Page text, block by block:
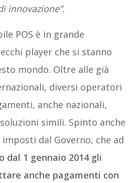
innovazione”.
POS è in grande
player che si stanno
mondo. Oltre alle già
diversi operatori
anche nazionali,
simili. Spinto anche
dal Governo, che ad
dal 1 gennaio 2014 gli
anche pagamenti con